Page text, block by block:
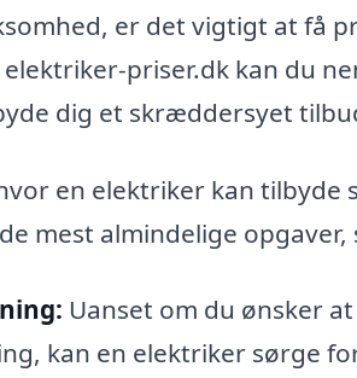
er det vigtigt at få
priser.dk kan du
dig et skræddersyet
en elektriker kan tilbyde
mest almindelige
Uanset om du ønsker
kan en elektriker sørge